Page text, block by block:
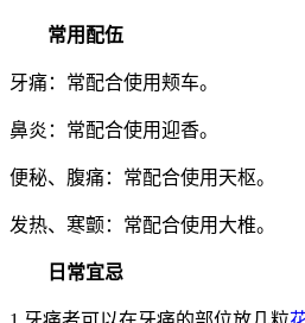
常用配伍
牙痛：常配合使用颊车。
鼻炎：常配合使用迎香。
便秘、腹痛：常配合使用天枢。
发热、寒颤：常配合使用大椎。
日常宜忌